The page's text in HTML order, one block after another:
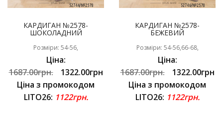
КАРДИГАН №2578-
ШОКОЛАДНИЙ
Розміри: 54-56,
Ціна:
1687.00грн.
1322.00грн
Ціна з промокодом
LITO26: 1122грн.
КАРДИГАН №2578-
БЕЖЕВИЙ
Розміри: 54-56,66-68,
Ціна:
1687.00грн.
1322.00грн
Ціна з промокодом
LITO26: 1122грн.